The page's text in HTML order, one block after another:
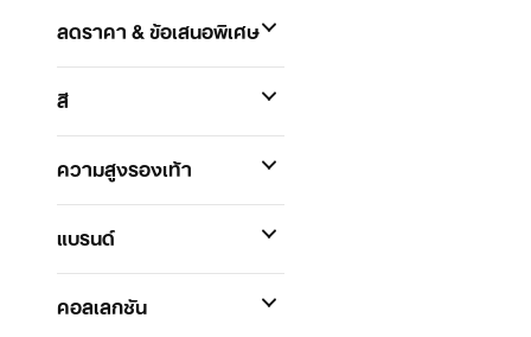
ลดราคา & ข้อเสนอพิเศษ
สี
ความสูงรองเท้า
แบรนด์
คอลเลกชัน